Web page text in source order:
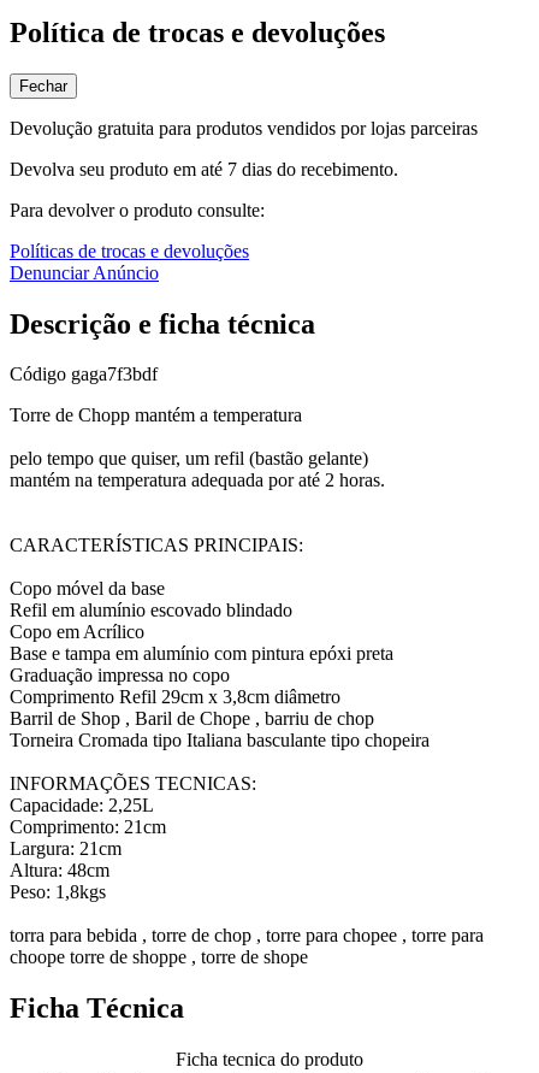
Política de trocas e devoluções
Fechar
Devolução gratuita para produtos vendidos por lojas parceiras
Devolva seu produto em até 7 dias do recebimento.
Para devolver o produto consulte:
Políticas de trocas e devoluções
Denunciar Anúncio
Descrição e ficha técnica
Código gaga7f3bdf
Torre de Chopp mantém a temperatura
pelo tempo que quiser, um refil (bastão gelante)
mantém na temperatura adequada por até 2 horas.
CARACTERÍSTICAS PRINCIPAIS:
Copo móvel da base
Refil em alumínio escovado blindado
Copo em Acrílico
Base e tampa em alumínio com pintura epóxi preta
Graduação impressa no copo
Comprimento Refil 29cm x 3,8cm diâmetro
Barril de Shop , Baril de Chope , barriu de chop
Torneira Cromada tipo Italiana basculante tipo chopeira
INFORMAÇÕES TECNICAS:
Capacidade: 2,25L
Comprimento: 21cm
Largura: 21cm
Altura: 48cm
Peso: 1,8kgs
torra para bebida , torre de chop , torre para chopee , torre para
choope torre de shoppe , torre de shope
Ficha Técnica
Ficha tecnica do produto